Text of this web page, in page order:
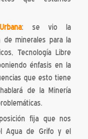
: se vio la
de minerales para la
Tecnología Libre
énfasis en la
que esto tiene
de la Minería
fija que nos
Agua de Grifo y el